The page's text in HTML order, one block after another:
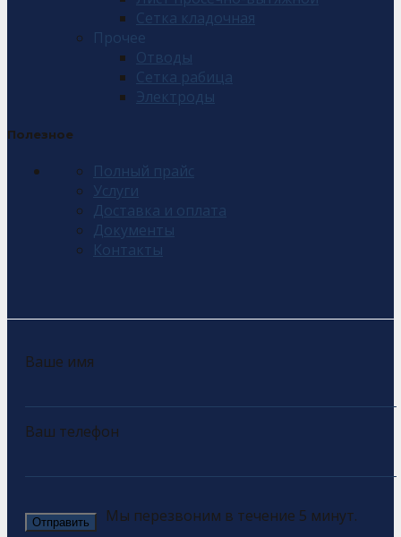
Сетка кладочная
Прочее
Отводы
Сетка рабица
Электроды
Полезное
Полный прайс
Услуги
Доставка и оплата
Документы
Контакты
Ваше имя
Ваш телефон
Мы перезвоним в течение 5 минут.